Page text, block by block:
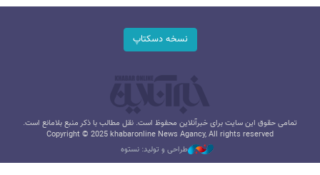
نسخه دسکتاپ
تمامی حقوق این سایت برای خبرآنلاین محفوظ است. نقل مطالب با ذکر منبع بلامانع است.
Copyright © 2025 khabaronline News Agancy, All rights reserved
طراحی و تولید: نستوه